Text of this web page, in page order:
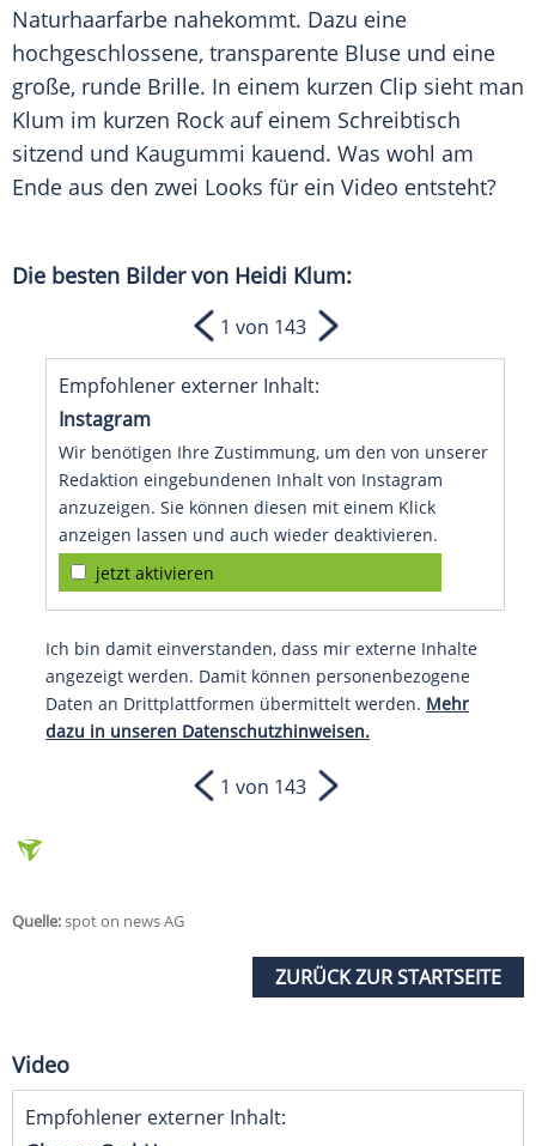
Naturhaarfarbe nahekommt. Dazu eine
hochgeschlossene, transparente Bluse und eine
große, runde Brille. In einem kurzen Clip sieht man
Klum im kurzen Rock auf einem Schreibtisch
sitzend und Kaugummi kauend. Was wohl am
Ende aus den zwei Looks für ein Video entsteht?
Die besten Bilder von Heidi Klum:
Empfohlener externer Inhalt:
Instagram
Wir benötigen Ihre Zustimmung, um den von unserer
Redaktion eingebundenen Inhalt von Instagram
anzuzeigen. Sie können diesen mit einem Klick
anzeigen lassen und auch wieder deaktivieren.
jetzt aktivieren
Ich bin damit einverstanden, dass mir externe Inhalte
angezeigt werden. Damit können personenbezogene
Daten an Drittplattformen übermittelt werden. Mehr
dazu in unseren Datenschutzhinweisen.
1 von 143
1 von 143
Quelle:spot on news AG
ZURÜCK ZUR STARTSEITE
Video
Empfohlener externer Inhalt: